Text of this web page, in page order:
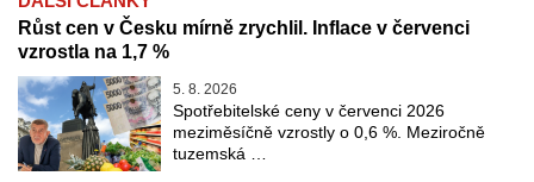
Růst cen v Česku mírně zrychlil. Inflace v červenci
vzrostla na 1,7 %
5. 8. 2026
Spotřebitelské ceny v červenci 2026
meziměsíčně vzrostly o 0,6 %. Meziročně
tuzemská …